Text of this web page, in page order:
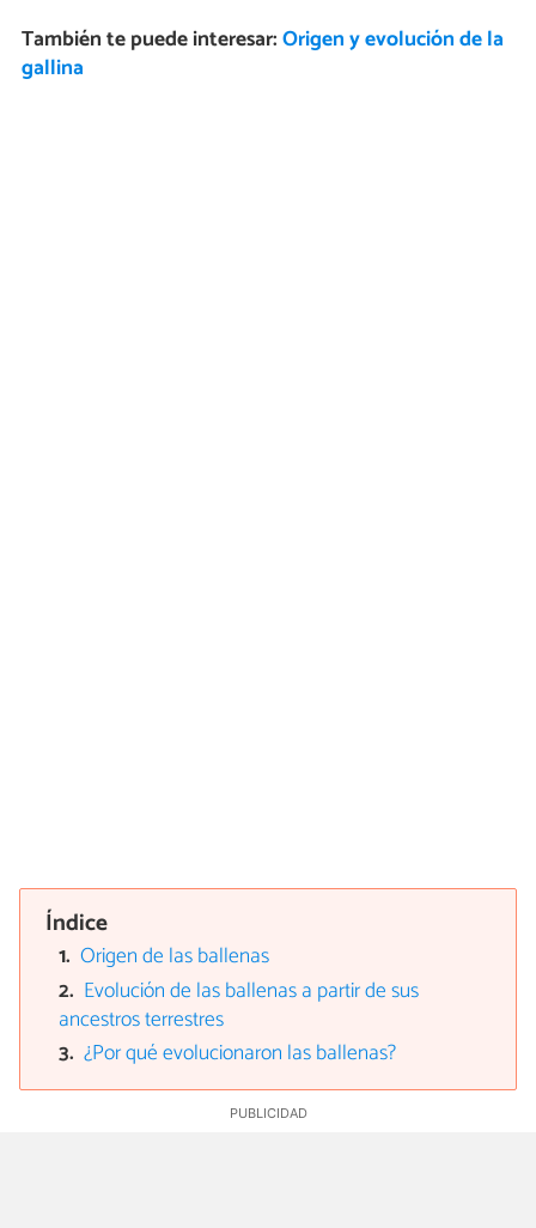
También te puede interesar:Origen y evolución de la
gallina
Índice
Origen de las ballenas
Evolución de las ballenas a partir de sus
ancestros terrestres
¿Por qué evolucionaron las ballenas?